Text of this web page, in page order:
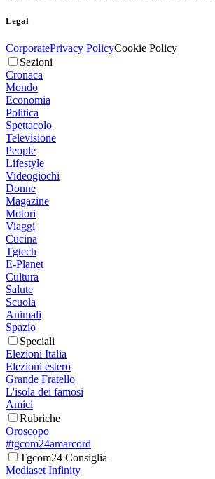
Legal
CorporatePrivacy PolicyCookie Policy
Sezioni
Cronaca
Mondo
Economia
Politica
Spettacolo
Televisione
People
Lifestyle
Videogiochi
Donne
Magazine
Motori
Viaggi
Cucina
Tgtech
E-Planet
Cultura
Salute
Scuola
Animali
Spazio
Speciali
Elezioni Italia
Elezioni estero
Grande Fratello
L'isola dei famosi
Amici
Rubriche
Oroscopo
#tgcom24amarcord
Tgcom24 Consiglia
Mediaset Infinity